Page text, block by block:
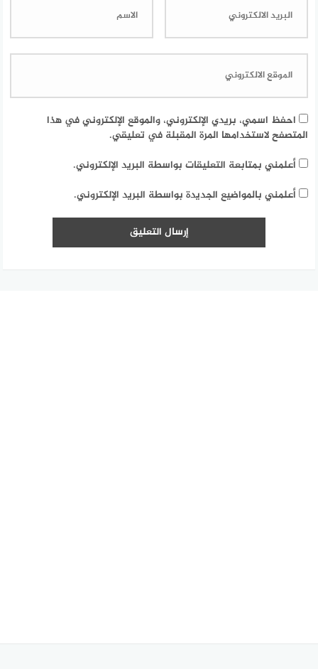
احفظ اسمي، بريدي الإلكتروني، والموقع الإلكتروني في هذا
المتصفح لاستخدامها المرة المقبلة في تعليقي.
أعلمني بمتابعة التعليقات بواسطة البريد الإلكتروني.
أعلمني بالمواضيع الجديدة بواسطة البريد الإلكتروني.